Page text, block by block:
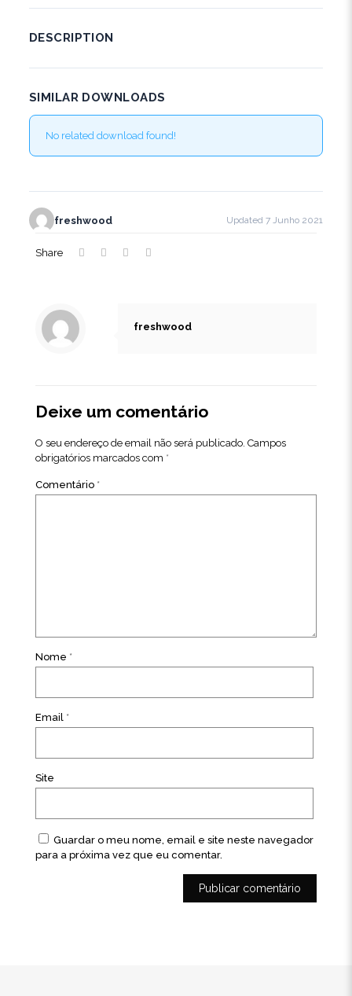
DESCRIPTION
SIMILAR DOWNLOADS
No related download found!
freshwood Updated 7 Junho 2021
Share
freshwood
Deixe um comentário
O seu endereço de email não será publicado. Campos
obrigatórios marcados com *
Comentário *
Nome *
Email *
Site
Guardar o meu nome, email e site neste navegador
para a próxima vez que eu comentar.